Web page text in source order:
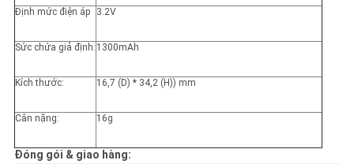
Định mức điện áp 3.2V
Sức chứa giả định: 1300mAh
Kích thước: 16,7 (D) * 34,2 (H)) mm
Cân nặng: 16g
Đóng gói & giao hàng: